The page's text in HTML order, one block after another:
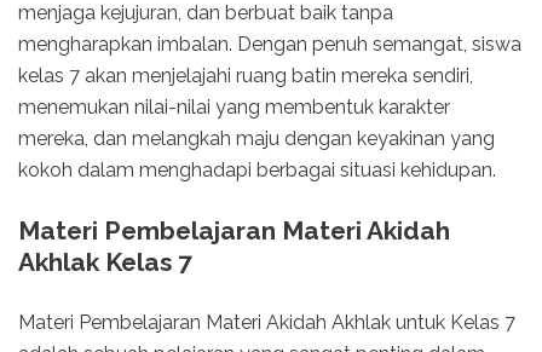
menjaga kejujuran, dan berbuat baik tanpa
mengharapkan imbalan. Dengan penuh semangat, siswa
kelas 7 akan menjelajahi ruang batin mereka sendiri,
menemukan nilai-nilai yang membentuk karakter
mereka, dan melangkah maju dengan keyakinan yang
kokoh dalam menghadapi berbagai situasi kehidupan.
Materi Pembelajaran Materi Akidah
Akhlak Kelas 7
Materi Pembelajaran Materi Akidah Akhlak untuk Kelas 7